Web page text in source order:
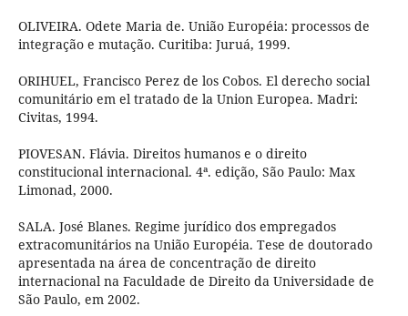
OLIVEIRA. Odete Maria de. União Européia: processos de
integração e mutação. Curitiba: Juruá, 1999.
ORIHUEL, Francisco Perez de los Cobos. El derecho social
comunitário em el tratado de la Union Europea. Madri:
Civitas, 1994.
PIOVESAN. Flávia. Direitos humanos e o direito
constitucional internacional. 4ª. edição, São Paulo: Max
Limonad, 2000.
SALA. José Blanes. Regime jurídico dos empregados
extracomunitários na União Européia. Tese de doutorado
apresentada na área de concentração de direito
internacional na Faculdade de Direito da Universidade de
São Paulo, em 2002.